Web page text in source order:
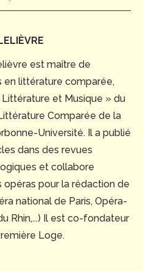
est maître de
en littérature comparée,
et Musique » du
Comparée de la
Université. Il a publié
dans des revues
et collabore
pour la rédaction de
national de Paris, Opéra-
Rhin,...) Il est co-fondateur
Loge.